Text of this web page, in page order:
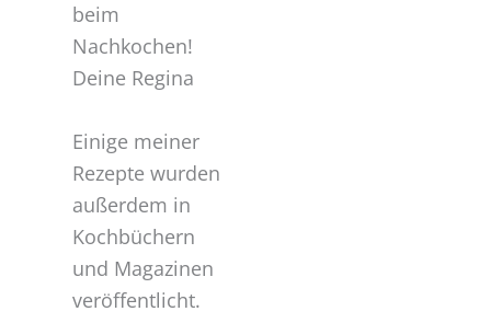
Einige meiner
Rezepte wurden
außerdem in
Kochbüchern
und Magazinen
veröffentlicht.
beim
Nachkochen!
Deine Regina